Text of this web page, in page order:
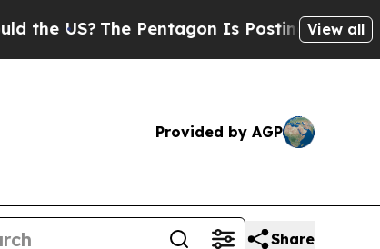
The Pentagon Is Posting Cryptic Biblical
View all
Provided by AGP
Share